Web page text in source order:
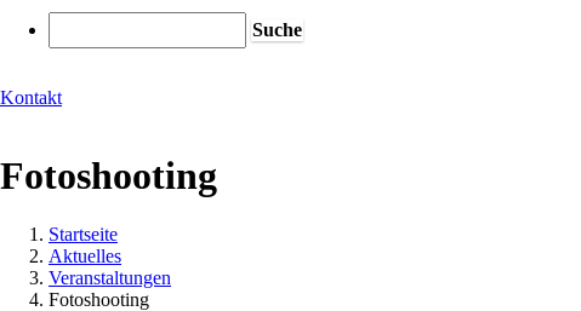
Kontakt
Fotoshooting
Pfadnavigation
Startseite
Aktuelles
Veranstaltungen
Fotoshooting